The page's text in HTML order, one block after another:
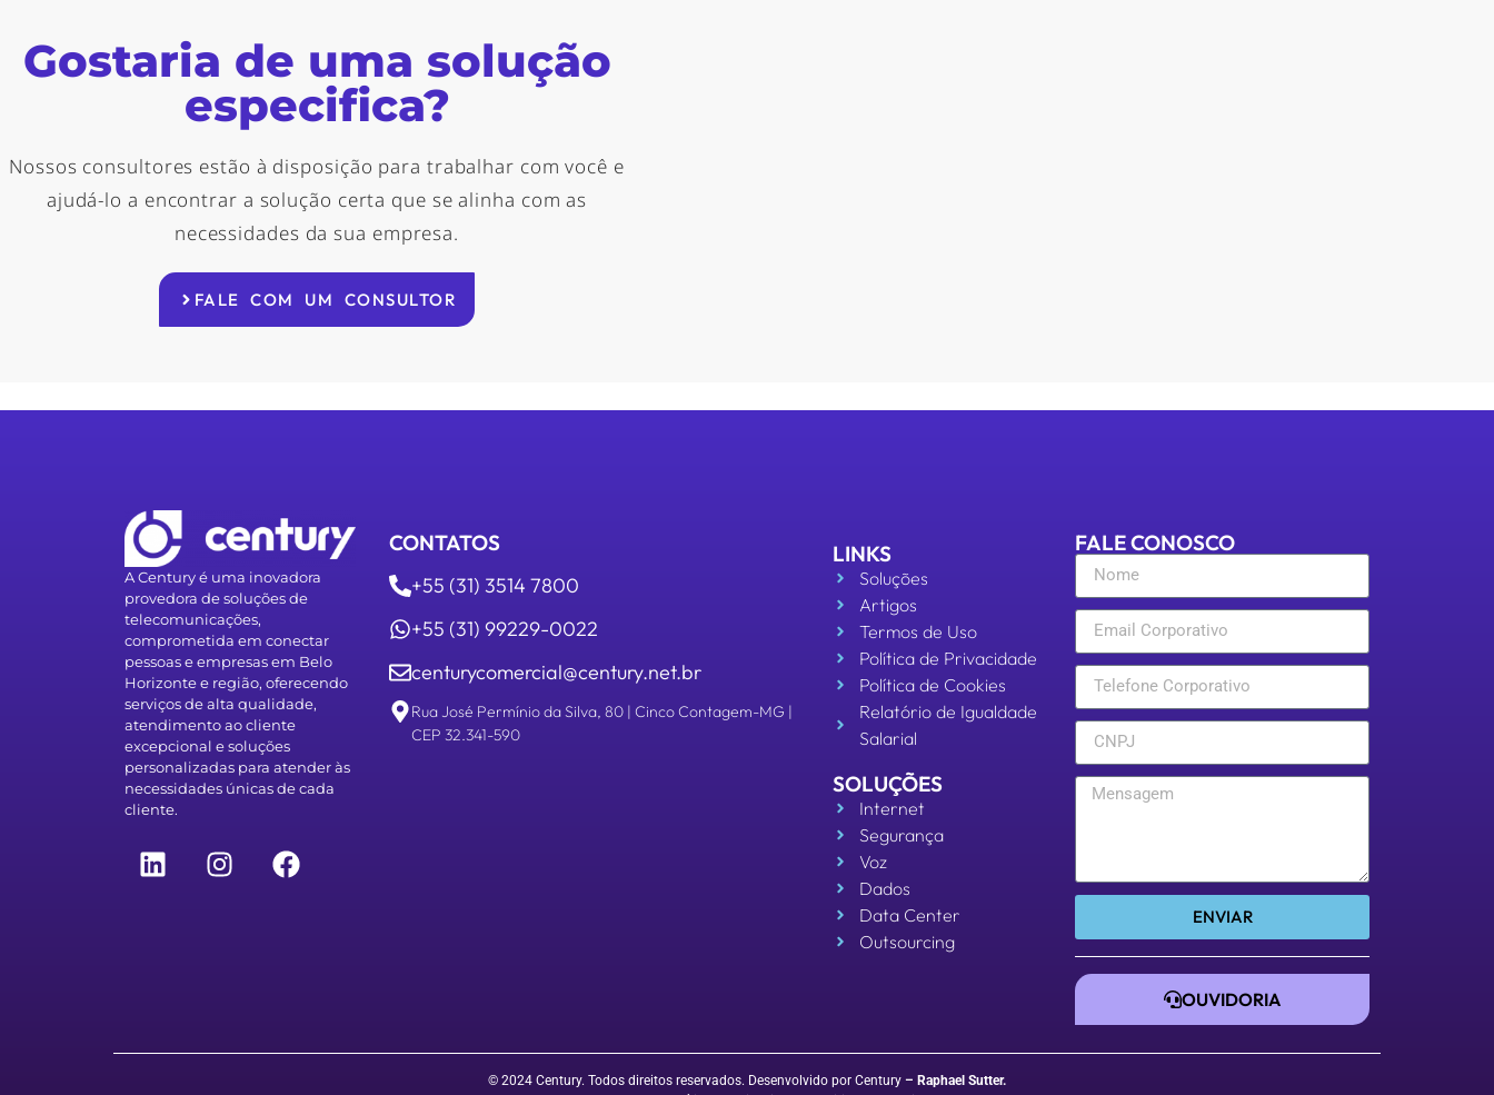
Gostaria de uma solução
especifica?
Nossos consultores estão à disposição para trabalhar com você e
ajudá-lo a encontrar a solução certa que se alinha com as
necessidades da sua empresa.
FALE COM UM CONSULTOR
A Century é uma inovadora
provedora de soluções de
telecomunicações,
comprometida em conectar
pessoas e empresas em Belo
Horizonte e região, oferecendo
serviços de alta qualidade,
atendimento ao cliente
excepcional e soluções
personalizadas para atender às
necessidades únicas de cada
cliente.
CONTATOS
+55 (31) 3514 7800
+55 (31) 99229-0022
centurycomercial@century.net.br
Rua José Permínio da Silva, 80 | Cinco Contagem-MG |
CEP 32.341-590
LINKS
Soluções
Artigos
Termos de Uso
Política de Privacidade
Política de Cookies
Relatório de Igualdade
Salarial
SOLUÇÕES
Internet
Segurança
Voz
Dados
Data Center
Outsourcing
FALE CONOSCO
ENVIAR
OUVIDORIA
© 2024 Century. Todos direitos reservados. Desenvolvido por Century – Raphael Sutter.